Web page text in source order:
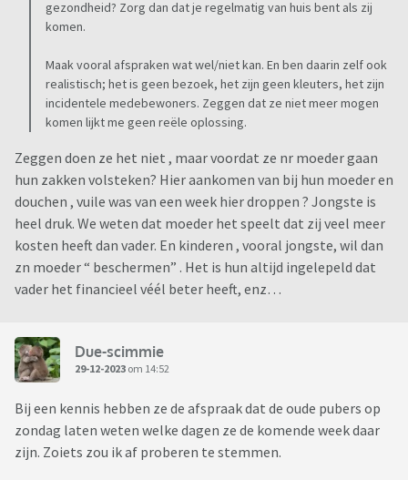
gezondheid? Zorg dan dat je regelmatig van huis bent als zij
komen.
Maak vooral afspraken wat wel/niet kan. En ben daarin zelf ook
realistisch; het is geen bezoek, het zijn geen kleuters, het zijn
incidentele medebewoners. Zeggen dat ze niet meer mogen
komen lijkt me geen reële oplossing.
Zeggen doen ze het niet , maar voordat ze nr moeder gaan
hun zakken volsteken? Hier aankomen van bij hun moeder en
douchen , vuile was van een week hier droppen ? Jongste is
heel druk. We weten dat moeder het speelt dat zij veel meer
kosten heeft dan vader. En kinderen , vooral jongste, wil dan
zn moeder “ beschermen” . Het is hun altijd ingelepeld dat
vader het financieel véél beter heeft, enz…
Due-scimmie
29-12-2023 om 14:52
Bij een kennis hebben ze de afspraak dat de oude pubers op
zondag laten weten welke dagen ze de komende week daar
zijn. Zoiets zou ik af proberen te stemmen.